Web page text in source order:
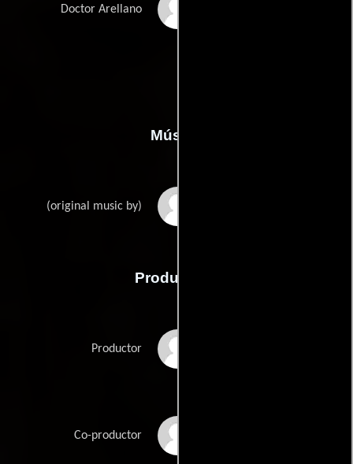
Doctor Arellano
Música
(original music by)
Producción
Productor
Co-productor